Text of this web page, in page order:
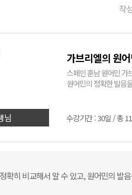
작
님
가브리엘의 원
스페인 훈남 원어민
원어민의 정확한 발음
수강기간 : 30일 / 총
확히 비교해서 알 수 있고, 원어민의 발